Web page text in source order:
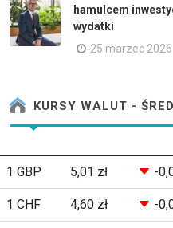
hamulcem
wydatki
25 marzec 2026
KURSY WALUT -
1 GBP 5,01 zł -
1 CHF 4,60 zł -